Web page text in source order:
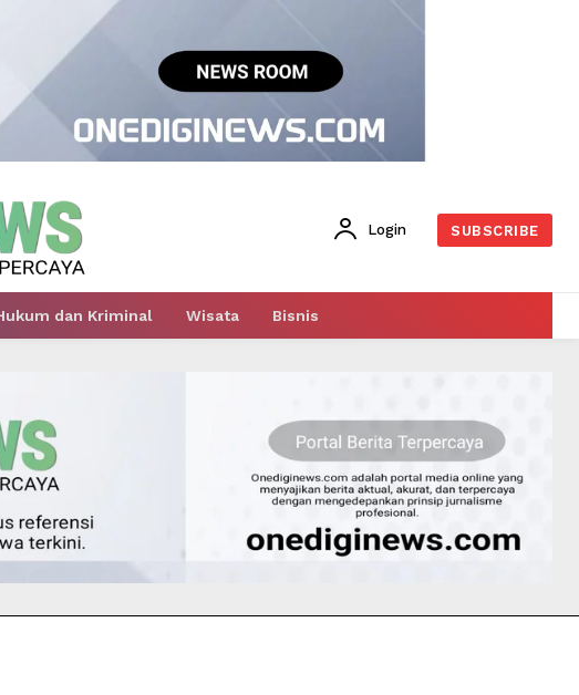
Login SUBSCRIBE
dan Kriminal Wisata Bisnis